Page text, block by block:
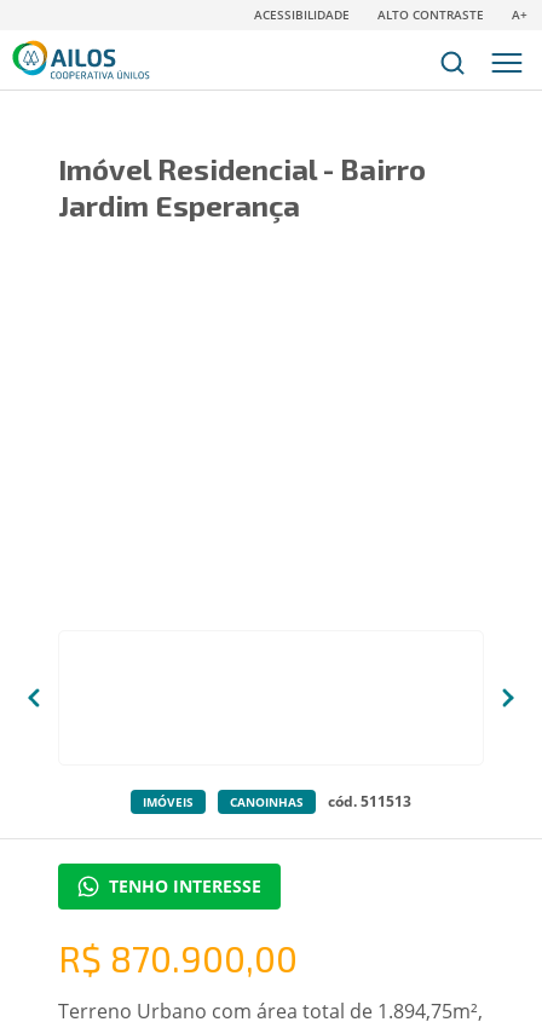
ACESSIBILIDADE ALTO CONTRASTE A+
Imóvel Residencial - Bairro
Jardim Esperança
IMÓVEIS CANOINHAS cód. 511513
TENHO INTERESSE
R$ 870.900,00
Terreno Urbano com área total de 1.894,75m²,